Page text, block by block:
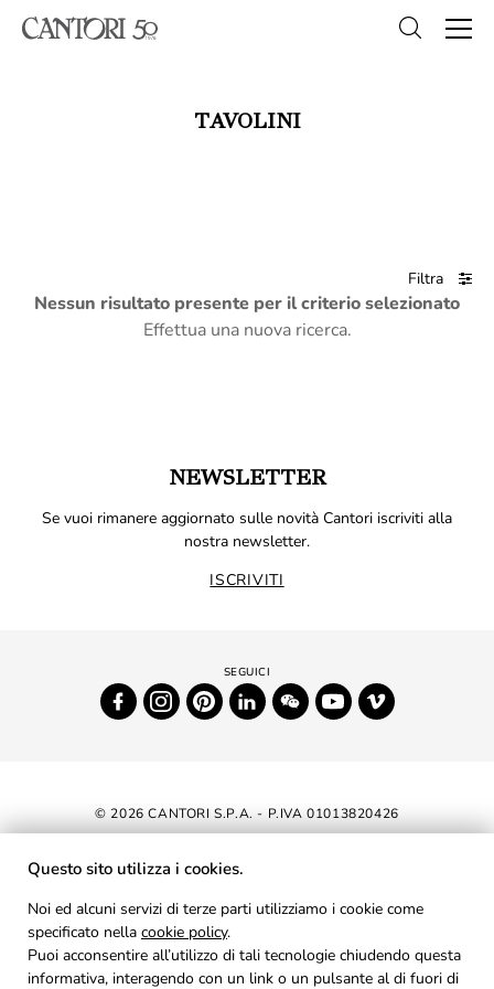
TAVOLINI
Filtra
Nessun risultato presente per il criterio selezionato
Effettua una nuova ricerca.
NEWSLETTER
Se vuoi rimanere aggiornato sulle novità Cantori iscriviti alla
nostra newsletter.
ISCRIVITI
© 2026 CANTORI S.P.A. - P.IVA 01013820426
DICHIARAZIONE DI ACCESSIBILITÀ
AREA RISERVATA
PRIVACY
Questo sito utilizza i cookies.
Noi ed alcuni servizi di terze parti utilizziamo i cookie come
specificato nella cookie policy.
Puoi acconsentire all’utilizzo di tali tecnologie chiudendo questa
informativa, interagendo con un link o un pulsante al di fuori di